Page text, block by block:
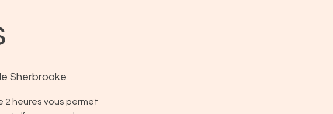
Sherbrooke
2 heures vous permet